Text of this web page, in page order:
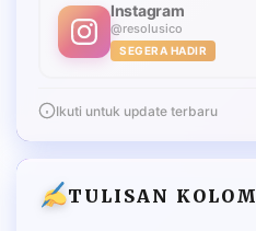
Instagram
@resolusico
SEGERA HADIR
Ikuti untuk update terbaru
TULISAN KOLOM